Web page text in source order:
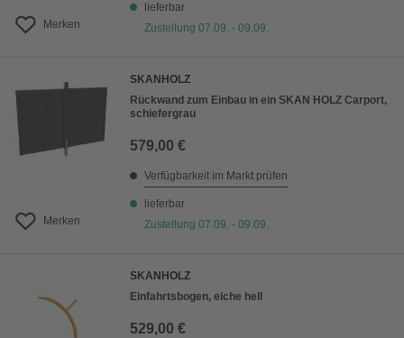
Merken
lieferbar
Zustellung 07.09. - 09.09.
Merken
SKANHOLZ
Rückwand zum Einbau in ein SKAN HOLZ Carport,
schiefergrau
579,00 €
Verfügbarkeit im Markt prüfen
lieferbar
Zustellung 07.09. - 09.09.
SKANHOLZ
Einfahrtsbogen, eiche hell
529,00 €